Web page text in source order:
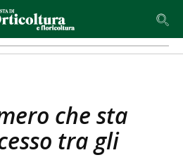
che sta
tra gli